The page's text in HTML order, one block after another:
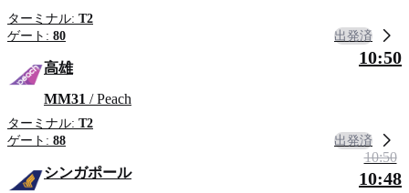
ターミナル: T2
ゲート: 80 出発済
高雄
MM31 / Peach
ターミナル: T2
ゲート: 88
10:50
出発済
シンガポール
10:50
10:48